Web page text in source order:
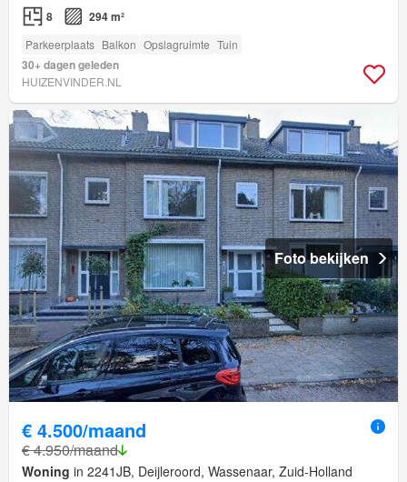
8 294 m²
Parkeerplaats Balkon Opslagruimte Tuin
30+ dagen geleden
HUIZENVINDER.NL
Foto bekijken
€ 4.500/maand
€ 4.950/maand
Woning in 2241JB, Deijleroord, Wassenaar, Zuid-Holland